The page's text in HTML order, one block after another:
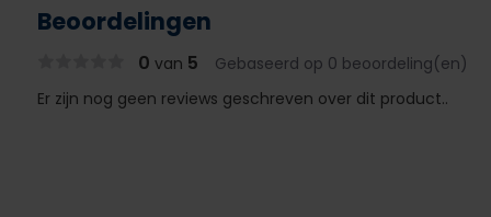
Beoordelingen
0 van 5 Gebaseerd op 0 beoordeling(en)
Er zijn nog geen reviews geschreven over dit product..